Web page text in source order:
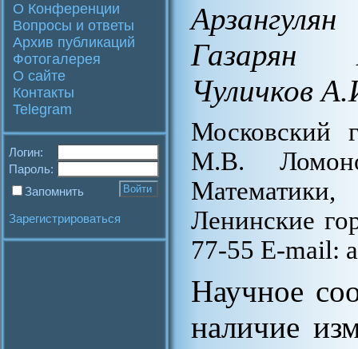
О Конференции
Вопросы и ответы
Архив публикаций
Фотогалерея
О сайте
Контакты
Telegram
Логин:
Пароль:
Запомнить
Зарегистрироваться
Газарян
Чуличков
Московский
М.В.
Ленинские
77-55 E-mail:
Научное
наличие